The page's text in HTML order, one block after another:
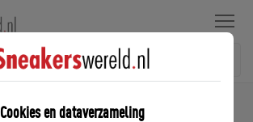
Menu
Cookies en dataverzameling